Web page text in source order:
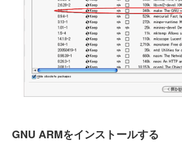
GNU ARMをインストールする